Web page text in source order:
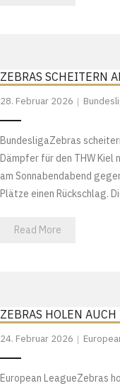
ZEBRAS SCHEITERN
28. Februar 2026
BundesligaZebras
Dämpfer für den THW Kiel
am Sonnabendabend
Plätze einen Rückschlag.
Read More
ZEBRAS HOLEN
24. Februar 2026
European LeagueZebras